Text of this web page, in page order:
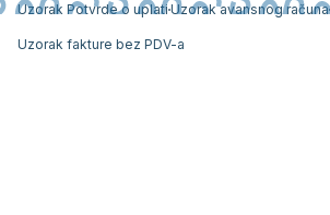
Uzorak Potvrde o uplati Uzorak avansnog računa
Uzorak fakture bez PDV-a